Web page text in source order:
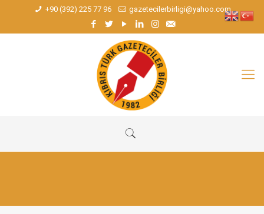
+90 (392) 225 77 96 gazetecilerbirligi@yahoo.com